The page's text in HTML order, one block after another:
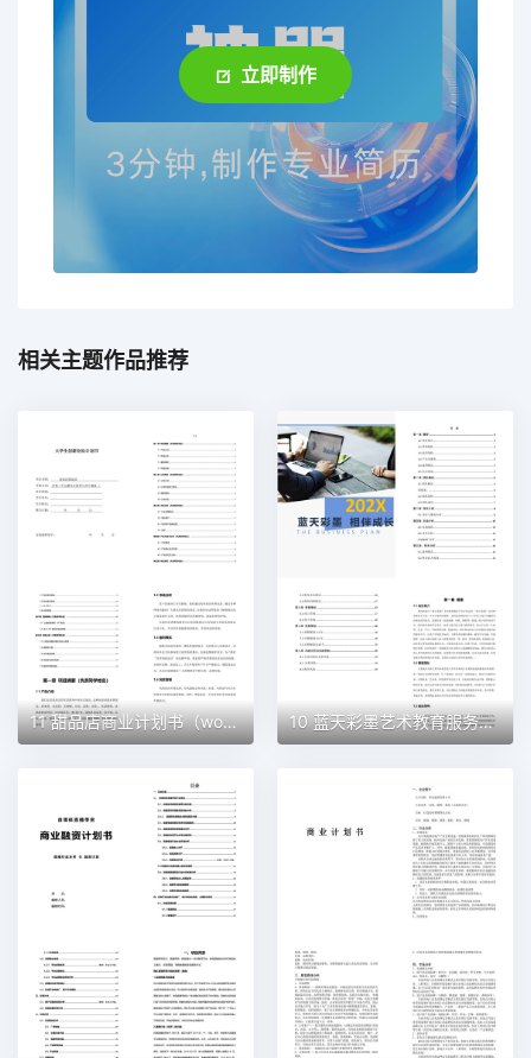
立即制作
相关主题作品推荐
11 甜品店商业计划书（word+ppt配套）创业计划书word模板 10 蓝天彩墨艺术教育服务平台商业计划书（word+ppt配套）创业计划书word模板